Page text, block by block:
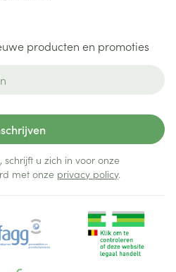
producten en promoties
schrijft u zich in voor onze
met onze privacy policy.